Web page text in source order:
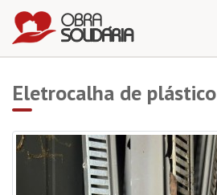
Eletrocalha de plástico